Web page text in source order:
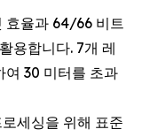
효율과 64/66 비트
용합니다. 7개 레
여 30 미터를 초과
세싱을 위해 표준